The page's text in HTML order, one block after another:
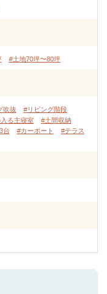
#土地70坪〜80坪
吹抜
#リビング階段
る主寝室
#土間収納
台 #カーポート
#テラス